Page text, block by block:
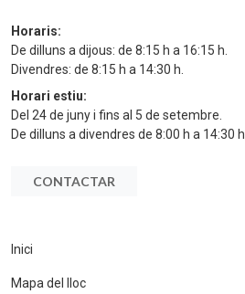
Horaris:
De dilluns a dijous: de 8:15 h a 16:15 h.
Divendres: de 8:15 h a 14:30 h.
Horari estiu:
Del 24 de juny i fins al 5 de setembre.
De dilluns a divendres de 8:00 h a 14:30 h.
CONTACTAR
Inici
Mapa del lloc